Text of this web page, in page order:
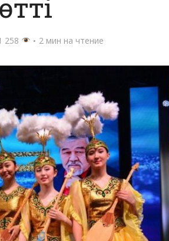
258 2 мин на чтение